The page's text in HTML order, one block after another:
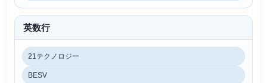
英数行
21テクノロジー
BESV